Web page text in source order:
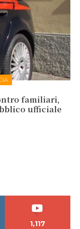
familiari,
ufficiale
1,117